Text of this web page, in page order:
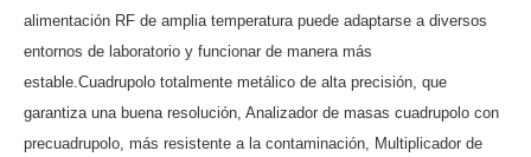
alimentación RF de amplia temperatura puede adaptarse a diversos
entornos de laboratorio y funcionar de manera más
estable.Cuadrupolo totalmente metálico de alta precisión, que
garantiza una buena resolución, Analizador de masas cuadrupolo con
precuadrupolo, más resistente a la contaminación, Multiplicador de